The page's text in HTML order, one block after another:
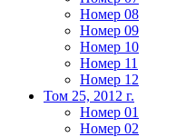
Номер 08
Номер 09
Номер 10
Номер 11
Номер 12
Том 25, 2012 г.
Номер 01
Номер 02